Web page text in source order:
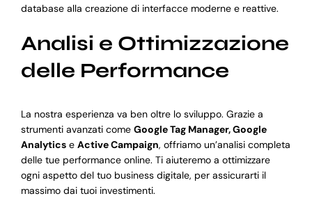
database alla creazione di interfacce moderne e reattive.
Analisi e Ottimizzazione
delle Performance
La nostra esperienza va ben oltre lo sviluppo. Grazie a
strumenti avanzati come Google Tag Manager, Google
Analyticse Active Campaign, offriamo un’analisi completa
delle tue performance online. Ti aiuteremo a ottimizzare
ogni aspetto del tuo business digitale, per assicurarti il
massimo dai tuoi investimenti.